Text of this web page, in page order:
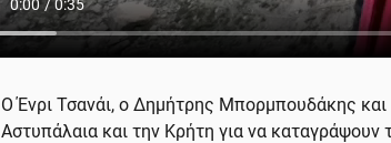
Ο Ένρι Τσανάι, ο Δημήτρης Μπορμπουδάκης
Αστυπάλαια και την Κρήτη για να καταγράψουν